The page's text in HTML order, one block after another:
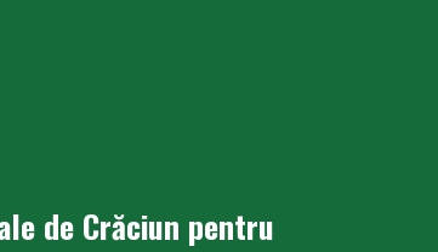
de Crăciun pentru